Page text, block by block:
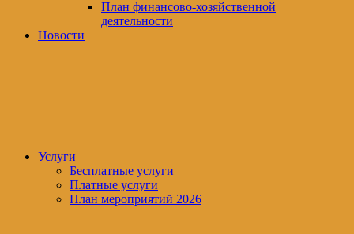
План финансово-хозяйственной
деятельности
Новости
Услуги
Бесплатные услуги
Платные услуги
План мероприятий 2026